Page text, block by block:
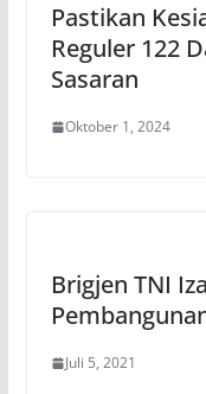
Pastikan
Reguler 122
Sasaran
Oktober 1, 2024
Brigjen TNI
Juli 5, 2021